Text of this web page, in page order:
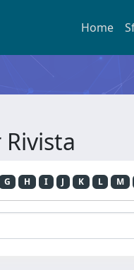
Home
G H I J K L M